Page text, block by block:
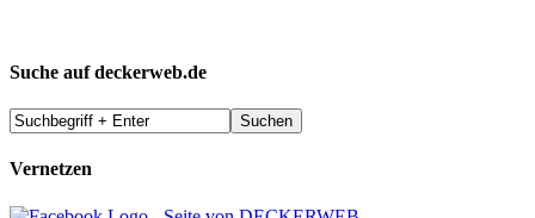
Suche auf deckerweb.de
Vernetzen